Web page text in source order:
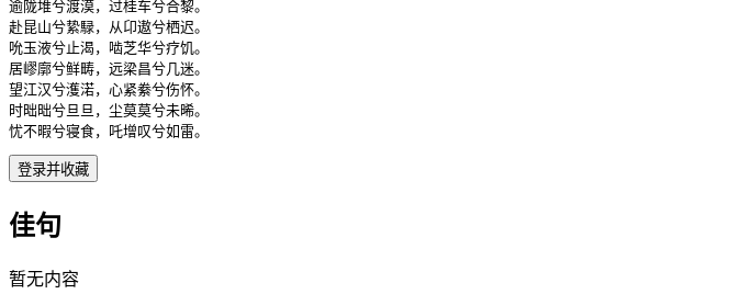
逾陇堆兮渡漠，过桂车兮合黎。
赴昆山兮絷騄，从卬遨兮栖迟。
吮玉液兮止渴，啮芝华兮疗饥。
居嵺廓兮鲜畴，远梁昌兮几迷。
望江汉兮濩渃，心紧絭兮伤怀。
时昢昢兮旦旦，尘莫莫兮未晞。
忧不暇兮寝食，吒增叹兮如雷。
登录并收藏
佳句
暂无内容